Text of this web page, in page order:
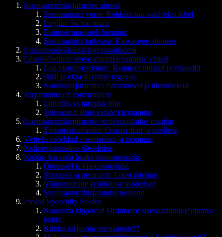
Stsenaariumikirjutamise alused
Stsenaariumi vorm: Rohkem kui vaid tekst lehel
Logliin: Su loo tuum
Esimese mustandi loomine
Stsenaariumi tarkvara: Kaasaegne abimees
Stseenipealkirjadest tegevusridadeni
Edaasijõudnute stsenaariumikirjutamise võtted
Loo visualiseerimine: Kaamera nurgad ja visandid
Hääl ja ekraaniväline tegevus
Korduskirjutamine: Parandused ja üleminekud
Kirjutamine eri formaatidele
Lühifilm vs täispikk film
Telesaated: Episoodide kirjutamine
Stsenaariumikirjutamise professionaalne maailm
Tööstusstandardid: Courier font ja tiitelleht
Võtteks mõeldud stsenaarium ja tootmine
Kolmevaatuseline ülesehitus
Kuidas kasvada heaks stsenaariumiks
Õpetused ja õppematerjalid
Sünopsis ja treatment: Loost pitchini
Võrgustumine ja tööstuse teadmised
Stsenaariumikirjutamise teekond
Proovi Speechify Studiot
Korduma kippuvad küsimused stsenaariumikirjutamise
kohta
Kuidas kirjutada stsenaariumi?